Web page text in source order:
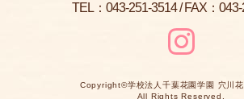
TEL： 043-251-3514/ FAX：
Copyright©学校法人千葉花園学園 穴川花
All Rights Reserved.